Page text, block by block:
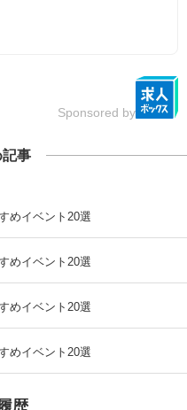
Sponsored by
事
めイベント20選
めイベント20選
めイベント20選
めイベント20選
歴